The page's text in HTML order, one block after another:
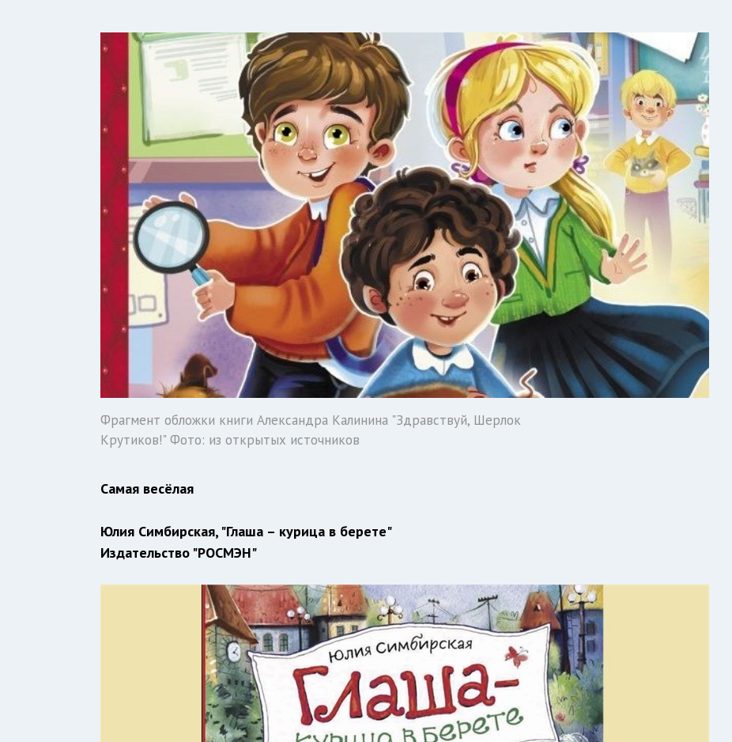
Фрагмент обложки книги Александра Калинина "Здравствуй, Шерлок
Крутиков!" Фото: из открытых источников
Самая весёлая
Юлия Симбирская, "Глаша – курица в берете"
Издательство "РОСМЭН"